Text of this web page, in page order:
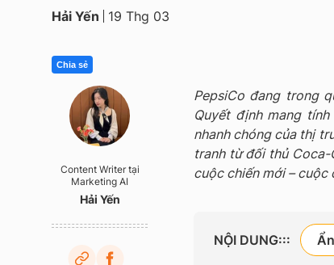
Hải Yến 19 Thg 03
Chia sẻ
Content Writer tại
Marketing AI
Hải Yến
PepsiCo đang trong
Quyết định mang
nhanh chóng của thị
tranh từ đối thủ
cuộc chiến mới –
NỘI DUNG:::